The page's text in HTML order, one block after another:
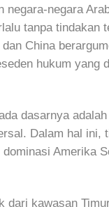
negara-negara
tanpa tindakan
China
hukum yang
dasarnya
Dalam hal ini,
Amerika
kawasan